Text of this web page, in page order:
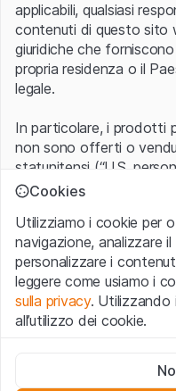
applicabili, qualsiasi
contenuti di questo sito
giuridiche che
propria residenza o il
legale.
In particolare, i prodotti
non sono offerti o
statunitensi (“U.S.
statunitensi” vanno
1933 che include le
d’America, le società
americane.
Condizioni di utilizzo e
Con l’accesso al sito
avvertenze importanti e
Cookies
Utilizziamo i cookie per
navigazione, analizzare
personalizzare i
leggere come usiamo i
sulla privacy. Utilizzando
all’utilizzo dei cookie.
Questi cookie sono